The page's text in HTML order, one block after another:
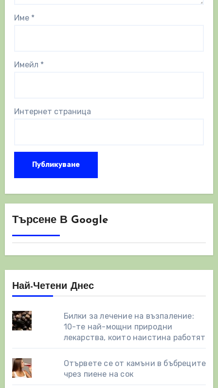
Име *
Имейл *
Интернет страница
Търсене В Google
Най-Четени Днес
Билки за лечение на възпаление:
10-те най-мощни природни
лекарства, които наистина работят
Отървете се от камъни в бъбреците
чрез пиене на сок